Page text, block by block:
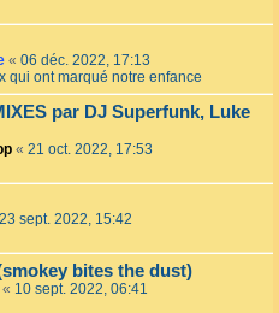
« 06 déc. 2022, 17:13
qui ont marqué notre enfance
par DJ Superfunk, Luke
« 21 oct. 2022, 17:53
23 sept. 2022, 15:42
bites the dust)
« 10 sept. 2022, 06:41